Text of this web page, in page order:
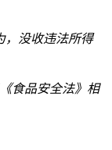
，没收违法所得
食品安全法》相